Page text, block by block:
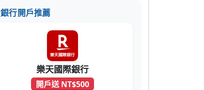
銀行開戶推薦
樂天國際銀行
開戶送 NT$500